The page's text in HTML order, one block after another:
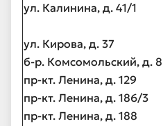
ул. Калинина, д. 41/1
ул. Кирова, д. 37
б-р. Комсомольский, д. 8
пр-кт. Ленина, д. 129
пр-кт. Ленина, д. 186/3
пр-кт. Ленина, д. 188